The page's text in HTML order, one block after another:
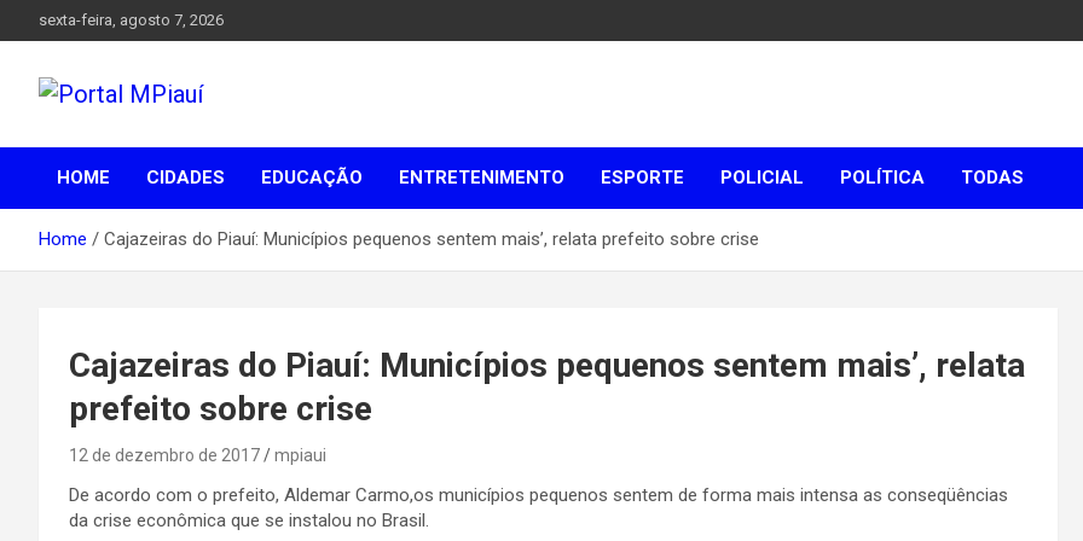
to
sexta-feira, agosto 7, 2026
Portal MPiauí
Parnaíba
HOME
CIDADES EDUCAÇÃO ENTRETENIMENTO ESPORTE POLICIAL POLÍTICA TODAS
Home Cajazeiras do Piauí: Municípios pequenos sentem mais’, relata prefeito sobre crise
Cajazeiras do Piauí: Municípios pequenos sentem mais’, relata
prefeito sobre crise
12 de dezembro de 2017 mpiaui
De acordo com o prefeito, Aldemar Carmo,os municípios pequenos sentem de forma mais intensa as conseqüências
da crise econômica que se instalou no Brasil.